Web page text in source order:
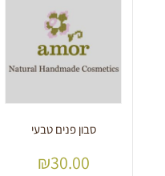
סבון פנים טבעי
₪30.00